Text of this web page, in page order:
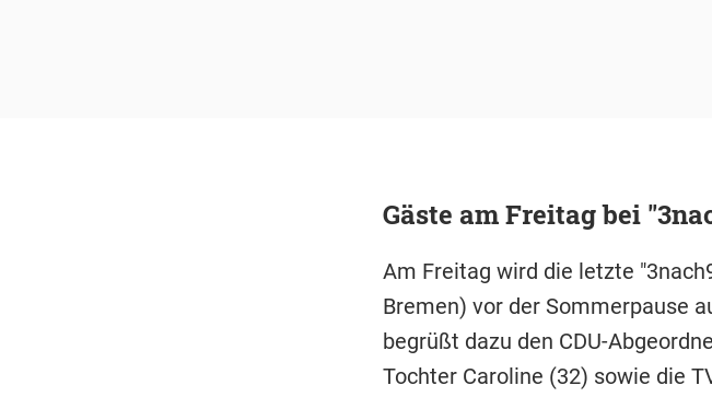
Gäste am Freitag bei
Am Freitag wird die letzte
Bremen) vor der Sommerpause
begrüßt dazu den CDU-
Tochter Caroline (32) sowie die